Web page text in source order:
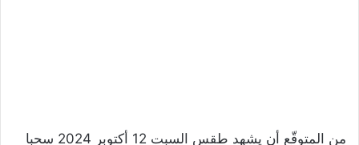
من المتوقّع أن يشهد طقس السبت 12 أكتوبر 2024 سحبا